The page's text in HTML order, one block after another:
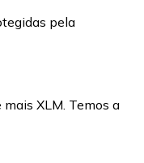
pela
XLM. Temos a